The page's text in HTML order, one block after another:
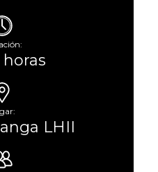
horas
LHII